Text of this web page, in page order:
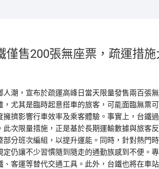
僅售200張無座票，疏運措施
潮，宣布於疏運高峰日當天限量發售兩百張
尤其是臨時起意搭車的旅客，可能面臨無票
擠影響行車效率及乘客體驗。事實上，台鐵
次限量措施，正是基於長期運輸數據與旅客
分班次編組，以提升運能。同時，針對熱門
仍讓不少習慣隨到隨走的通勤族感到不便。
客運等替代交通工具。此外，台鐵也將在車